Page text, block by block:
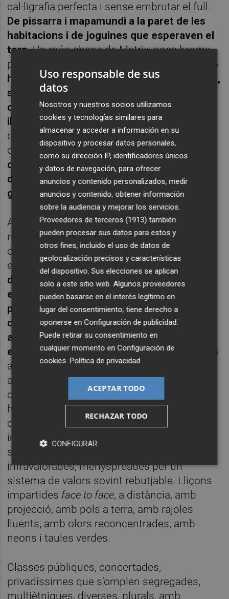
cal·ligrafia perfecta i sense embrutar el full.
De pissarra i mapamundi a la paret de les
habitacions i de joguines que esperaven el
torn.Un món abans de Matrix, poca broma
perquè la pel·lícula ja ha fet vint anys.
Mai no
han pogut separar les assignatures “maria”,
subcatalogades, poc considerades, de la
creativitat, del pensament científic
il·lustrat.Ara són les que pugen al rànquing:
dibuix, música, educació física... lluiten
contra l’avorriment, aclaparen el desfici.
conec ningú que li caiga la casa a sobre si
de menut ha sabut aprendre a aprendre,
gaudint al seu cau.
Amb el pas del temps la cosa pot tòrcer el
rumb i frustrar-se, desbaratar-nos la
capacitat d’imaginar amb tot el que ens
envolta. Un perill que es puja a l’esquena
des del moment que fem la nostra
escolarització, que sotja i espia la nostra
predisposició. L’ensenyament domina i
classifica el prestigi de les assignatures. Fa
anar com una baldufa, d’un costat a l’altre,
els nostres currículums i competències.
Els
aprovats i els suspesos que, ben mirat, han
ajudat a instruir-nos, a distribuir els dies,
cada dia, els diferents moments de les
hores. Matèries obligades, troncals,
optatives, de lliure elecció; algunes
imprescindibles, amb fama,
sobredimensionades; Unes altres
infravalorades, menyspreades per un
sistema de valors sovint rebutjable. Lliçons
impartides face to face, a distància, amb
projecció, amb pols a terra, amb rajoles
lluents, amb olors reconcentrades, amb
neons i taules verdes.
Classes públiques, concertades,
privadíssimes que s’omplen segregades,
multiètniques, diverses, plurals, amb
Uso responsable de sus
datos
Nosotros y nuestros socios utilizamos
cookies y tecnologías similares para
almacenar y acceder a información en su
dispositivo y procesar datos personales,
como su dirección IP, identificadores únicos
y datos de navegación, para ofrecer
anuncios y contenido personalizados, medir
anuncios y contenido, obtener información
sobre la audiencia y mejorar los servicios.
Proveedores de terceros (1913) también
pueden procesar sus datos para estos y
otros fines, incluido el uso de datos de
geolocalización precisos y características
del dispositivo. Sus elecciones se aplican
solo a este sitio web. Algunos proveedores
pueden basarse en el interés legítimo en
lugar del consentimiento; tiene derecho a
oponerse enConfiguración de publicidad
Puede retirar su consentimiento en
cualquier momento enConfiguración de
cookies .Política de privacidad
ACEPTAR TODO
RECHAZAR TODO
CONFIGURAR